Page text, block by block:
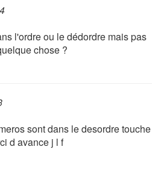
l'ordre ou le dédordre mais pas
chose ?
sont dans le desordre touche
d avance j l f